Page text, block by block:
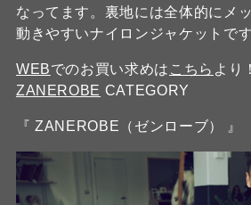
なってます。裏地には全体的にメ
動きやすいナイロンジャケットです
WEBでのお買い求めは こちら より！
ZANEROBE CATEGORY
『 ZANEROBE（ゼンローブ） 』